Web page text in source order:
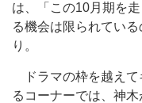
は、「この10月期を
る機会は限られてい
り。
ドラマの枠を越えて
るコーナーでは、神